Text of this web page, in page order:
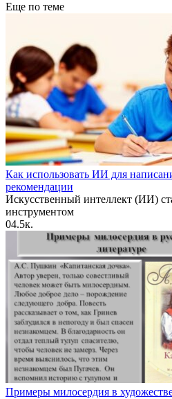
Еще по теме
Как использовать ИИ для
рекомендации
Искусственный интеллект (ИИ)
инструментом
04.5к.
Примеры милосердия в